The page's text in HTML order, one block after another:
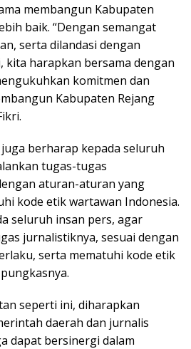
membangun Kabupaten
baik. “Dengan semangat
serta dilandasi dengan
kita harapkan bersama dengan
komitmen dan
Kabupaten Rejang
berharap kepada seluruh
tugas-tugas
aturan-aturan yang
kode etik wartawan Indonesia.
seluruh insan pers, agar
jurnalistiknya, sesuai dengan
serta mematuhi kode etik
seperti ini, diharapkan
daerah dan jurnalis
dapat bersinergi dalam